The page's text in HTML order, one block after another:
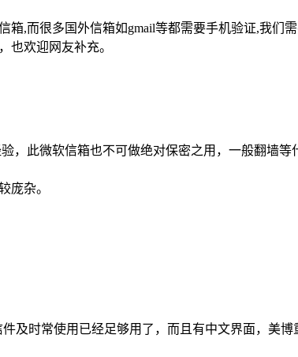
箱,而很多国外信箱如gmail等都需要手机验证,我
也欢迎网友补充。
，此微软信箱也不可做绝对保密之用，一般翻墙等
庞杂。
及时常使用已经足够用了，而且有中文界面，美博